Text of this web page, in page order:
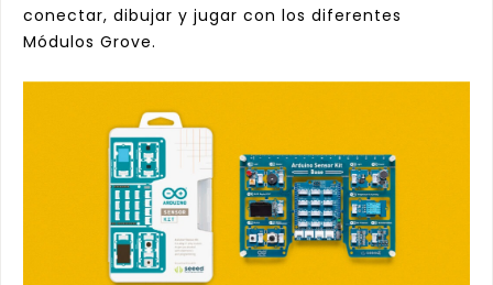
conectar, dibujar y jugar con los diferentes
Módulos Grove.